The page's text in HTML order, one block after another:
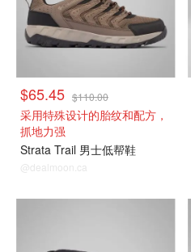
$65.45 $110.00
采用特殊设计的胎纹和配方，
抓地力强
Strata Trail 男士低帮鞋
@dealmoon.ca